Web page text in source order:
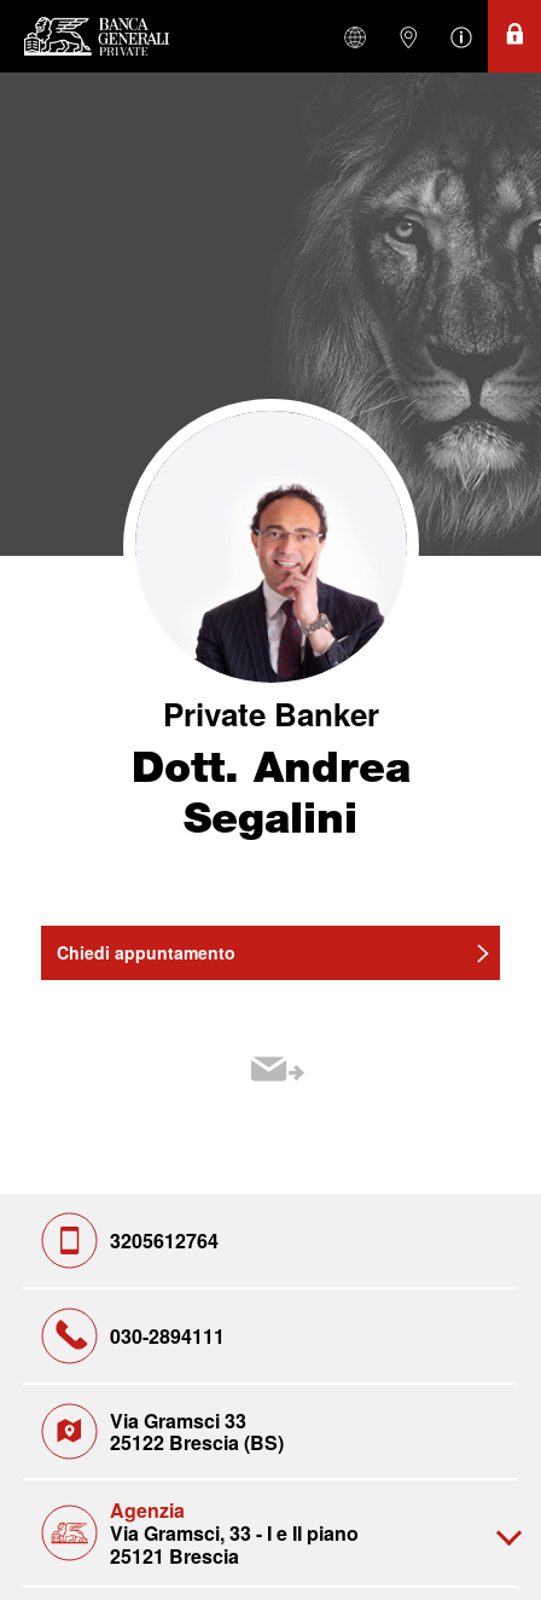
Private Banker
Dott. Andrea
Segalini
Chiedi appuntamento
3205612764
030-2894111
Via Gramsci 33
25122 Brescia (BS)
Agenzia
Via Gramsci, 33 - I e II piano
25121 Brescia